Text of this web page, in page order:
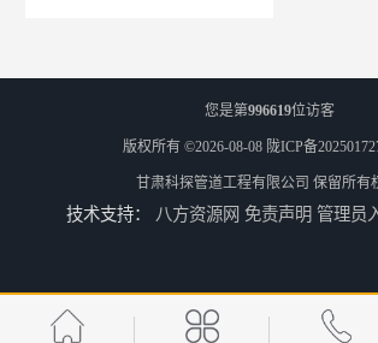
市政自来水管漏水公司 科探管道工程
您是第996619位访客
版权所有 ©2026-08-08 陇ICP备
甘肃科探管道工程有限公司 保留所有
技术支持： 八方资源网 免责声明 管理员